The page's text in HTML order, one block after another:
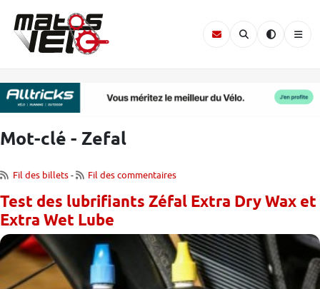
Mot-clé - Zefal
Fil des billets- Fil des commentaires
Test des lubrifiants Zéfal Extra Dry Wax et
Extra Wet Lube